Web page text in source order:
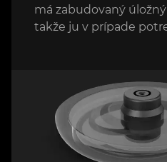
má zabudovaný
takže ju v prípade